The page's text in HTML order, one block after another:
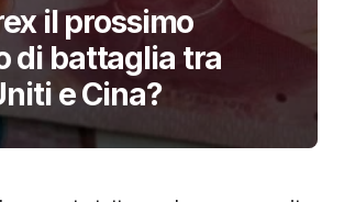
il prossimo
di battaglia tra
e Cina?